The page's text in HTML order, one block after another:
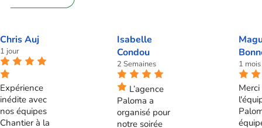
Chris Auj
1 jour
Expérience
inédite avec
nos équipes
Chantier à la
Isabelle
Condou
2 Semaines
L’agence
Paloma a
organisé pour
notre soirée
1 mois